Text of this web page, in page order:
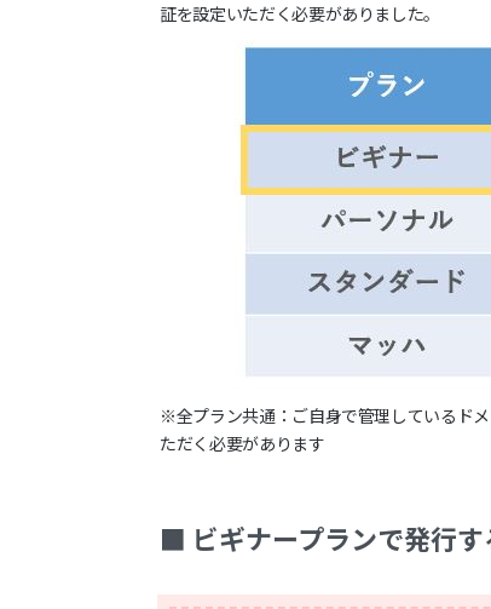
証を設定いただく必要がありました。
※全プラン共通：ご自身で管理しているド
ただく必要があります
■ ビギナープランで発行